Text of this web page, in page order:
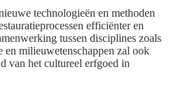
technologieën en methoden
efficiënter en
tussen disciplines zoals
en milieuwetenschappen zal ook
van het cultureel erfgoed in